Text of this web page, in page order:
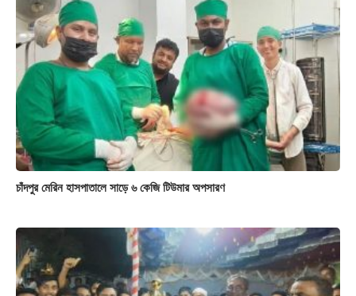
চাঁদপুর মেরিন হাসপাতালে সাড়ে ৬ কেজি টিউমার অপসারণ